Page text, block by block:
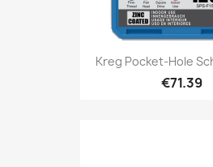
Kreg Pocket-Hole
€71.39